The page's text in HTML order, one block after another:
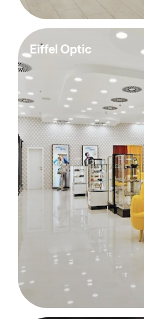
Eiffel Optic